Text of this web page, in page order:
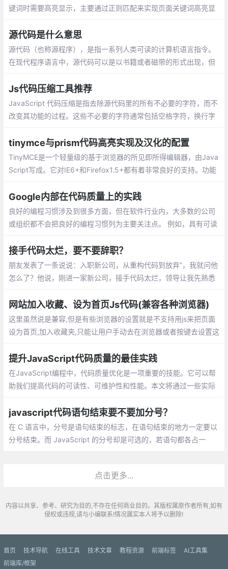
键词时需要高亮显示，主要通过正则匹配来实现页面关键词高亮显
筛选出符合关键字的内容并将关键字高亮
源代码是什么意思
源代码（也称源程序），是指一系列人类可读的计算机语言指令。
在现代程序语言中，源代码可以是以书籍或者磁带的形式出现，但
算机程序。
Js代码压缩工具推荐
JavaScript 代码压缩是指去除源代码里的所有不必要的字符，而不
改变其功能的过程。这些不必要的字符通常包括空格字符，换行字
执行。
tinymce与prism代码高亮实现及汉化的配置
TinyMCE是一个轻量级的基于浏览器的所见即所得编辑器，由Java
Script写成。它对IE6+和Firefox1.5+都有着非常良好的支持。功能
Google内部在代码质量上的实践
良好的编程习惯涉及到很多方面，但在软件行业内，大多数的公司
或组织都不会把良好的编程习惯列为主要关注点。 例如，具有可读
义，前者的意义在于可以让代码更易于理解和修改。
接手代码太烂，要不要辞职？
朋友发表了一条说说：入职新公司，从重构代码到放弃”，我就问他
怎么了？他说，刚进一家新公司，接手代码太烂，领导让我先熟悉
网站加入收藏、设为首页Js代码(兼容各种浏览器)
这里虽然说是兼容,但是有些浏览器的设置就是不支持用js来把页面
设为首页,加入收藏夹,只能让用户手动去在浏览器或者按键去设置这
提升JavaScript代码质量的最佳实践
在JavaScript编程中，代码质量优化是一项重要的技能。它可以帮
助我们提高代码的可读性、可维护性和性能。本文将通过一些实际
代码更加优雅。
javascript代码语句结束要不要加分号？
在 C 语言中，分号是语句结束的标志，在语句结束的地方一定要以
分号结束。而 JavaScript 的分号却是可选的，若语句都各占一
点击更多...
内容以共享、参考、研究为目的,不存在任何商业目的。其版权属原作者所有,如有
侵权或违规,请与小编联系!情况属实本人将予以删除!
首页 技术导航 在线工具 技术文章 教程资源 前端标签
AI工具集
前端库/框架